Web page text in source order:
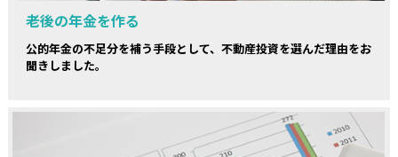
老後の年金を作る
公的年金の不足分を補う手段として、不動産投資を選んだ理由をお
聞きしました。